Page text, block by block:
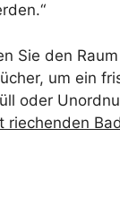
Sie den
um ein
oder
riechenden